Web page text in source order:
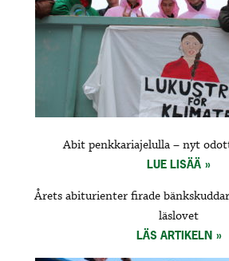
Abit penkkariajelulla – nyt
LUE LISÄÄ
Årets abiturienter firade
läslovet
LÄS ARTIKELN